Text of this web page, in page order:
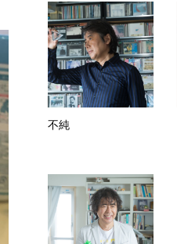
不純